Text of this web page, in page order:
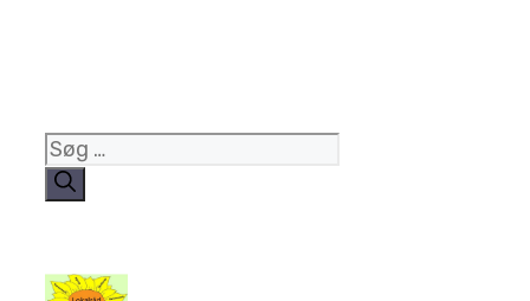
Søg
efter: